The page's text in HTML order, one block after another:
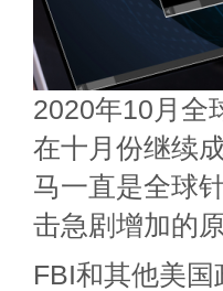
2020年10月全
在十月份继续
马一直是全球
击急剧增加的原
FBI和其他美